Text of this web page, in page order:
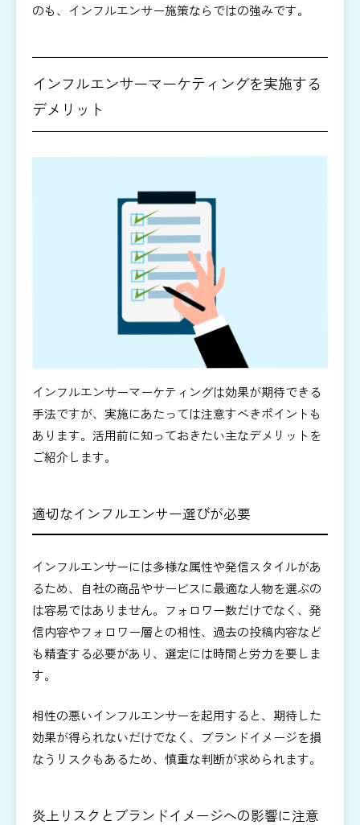
のも、インフルエンサー施策ならではの強みです。
インフルエンサーマーケティングを実施する
デメリット
インフルエンサーマーケティングは効果が期待できる
手法ですが、実施にあたっては注意すべきポイントも
あります。活用前に知っておきたい主なデメリットを
ご紹介します。
適切なインフルエンサー選びが必要
インフルエンサーには多様な属性や発信スタイルがあ
るため、自社の商品やサービスに最適な人物を選ぶの
は容易ではありません。フォロワー数だけでなく、発
信内容やフォロワー層との相性、過去の投稿内容など
も精査する必要があり、選定には時間と労力を要しま
す。
相性の悪いインフルエンサーを起用すると、期待した
効果が得られないだけでなく、ブランドイメージを損
なうリスクもあるため、慎重な判断が求められます。
炎上リスクとブランドイメージへの影響に注意